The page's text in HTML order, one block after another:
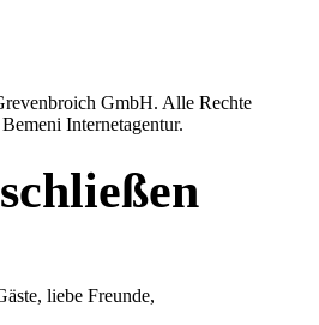
GmbH. Alle Rechte
Internetagentur.
liebe Freunde,